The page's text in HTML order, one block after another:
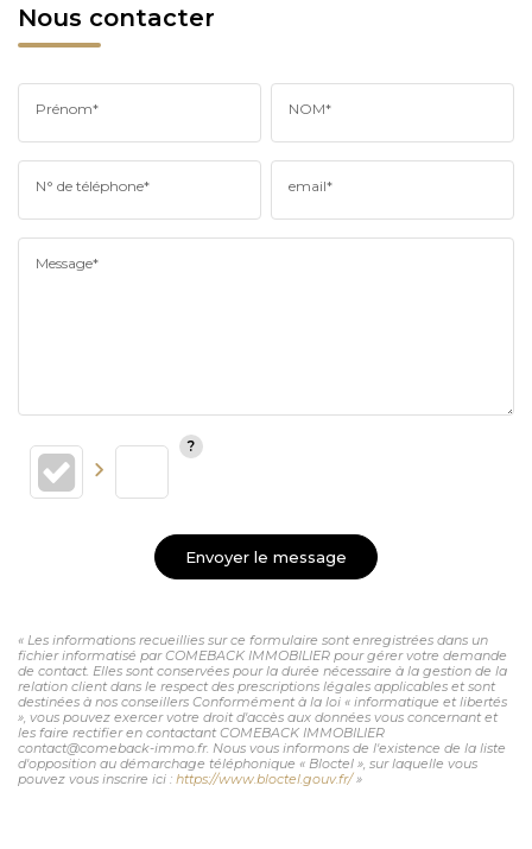
Nous contacter
Prénom* NOM*
N° de téléphone* email*
Message*
Envoyer le message
« Les informations recueillies sur ce formulaire sont enregistrées dans un
fichier informatisé par COMEBACK IMMOBILIER pour gérer votre demande
de contact. Elles sont conservées pour la durée nécessaire à la gestion de la
relation client dans le respect des prescriptions légales applicables et sont
destinées à nos conseillers Conformément à la loi « informatique et libertés
», vous pouvez exercer votre droit d'accès aux données vous concernant et
les faire rectifier en contactant COMEBACK IMMOBILIER
contact@comeback-immo.fr. Nous vous informons de l'existence de la liste
d'opposition au démarchage téléphonique « Bloctel », sur laquelle vous
pouvez vous inscrire ici : https://www.bloctel.gouv.fr/»